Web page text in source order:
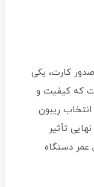
کارت، یکی
کیفیت و
ریبون
تأثیر
دستگاه